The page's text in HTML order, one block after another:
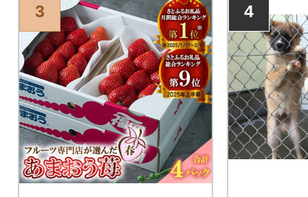
3 4